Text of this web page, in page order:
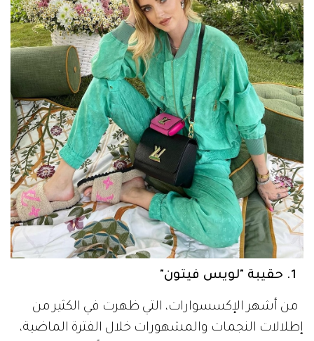
من أشهر الإكسسوارات، التي ظهرت في الكثير من
إطلالات النجمات والمشهورات خلال الفترة الماضية،